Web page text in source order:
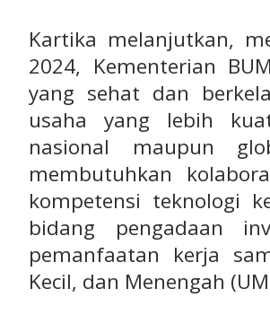
Kartika melanjutkan,
2024, Kementerian
yang sehat dan
usaha yang lebih
nasional maupun
membutuhkan
kompetensi teknologi
bidang pengadaan
pemanfaatan kerja
Kecil, dan Menengah